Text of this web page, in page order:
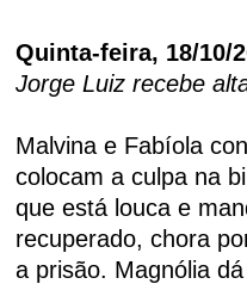
Quinta-feira, 18/10/
Jorge Luiz recebe
Malvina e Fabíola
colocam a culpa na
que está louca e
recuperado, chora
a prisão. Magnólia